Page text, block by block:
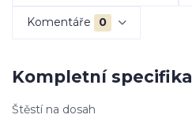
Komentáře 0
Kompletní
Štěstí na dosah